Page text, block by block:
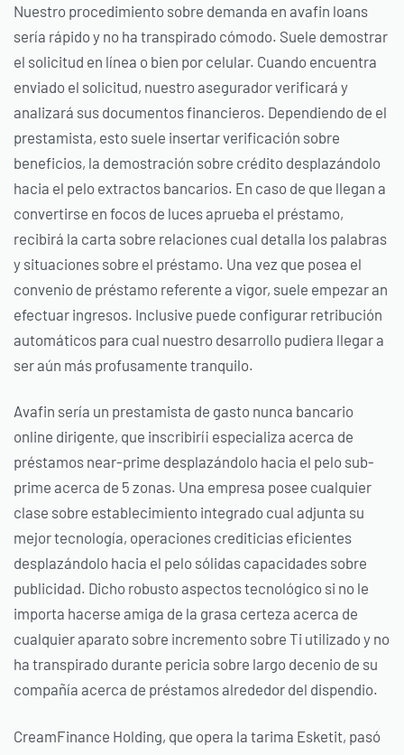
Nuestro procedimiento sobre demanda en avafin loans
serí­a rápido y no ha transpirado cómodo. Suele demostrar
el solicitud en línea o bien por celular. Cuando encuentra
enviado el solicitud, nuestro asegurador verificará y
analizará sus documentos financieros. Dependiendo de el
prestamista, esto suele insertar verificación sobre
beneficios, la demostración sobre crédito desplazándolo
hacia el pelo extractos bancarios. En caso de que llegan a
convertirse en focos de luces aprueba el préstamo,
recibirá la carta sobre relaciones cual detalla los palabras
y situaciones sobre el préstamo. Una vez que posea el
convenio de préstamo referente a vigor, suele empezar an
efectuar ingresos. Inclusive puede configurar retribución
automáticos para cual nuestro desarrollo pudiera llegar a
ser aún más profusamente tranquilo.
Avafin serí­a un prestamista de gasto nunca bancario
online dirigente, que inscribirí¡ especializa acerca de
préstamos near-prime desplazándolo hacia el pelo sub-
prime acerca de 5 zonas. Una empresa posee cualquier
clase sobre establecimiento integrado cual adjunta su
mejor tecnología, operaciones crediticias eficientes
desplazándolo hacia el pelo sólidas capacidades sobre
publicidad. Dicho robusto aspectos tecnológico si no le
importa hacerse amiga de la grasa certeza acerca de
cualquier aparato sobre incremento sobre Ti utilizado y no
ha transpirado durante pericia sobre largo decenio de su
compañía acerca de préstamos alrededor del dispendio.
CreamFinance Holding, que opera la tarima Esketit, pasó